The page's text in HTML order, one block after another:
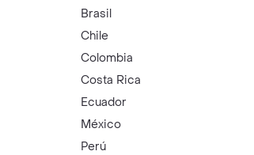
Brasil
Chile
Colombia
Costa Rica
Ecuador
México
Perú